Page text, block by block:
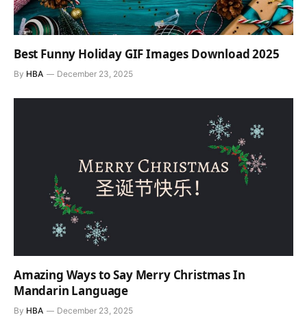
Best Funny Holiday GIF Images Download 2025
By HBA December 23, 2025
Amazing Ways to Say Merry Christmas In
Mandarin Language
By HBA December 23, 2025